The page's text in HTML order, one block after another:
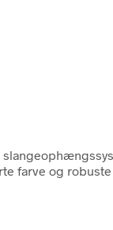
farve og